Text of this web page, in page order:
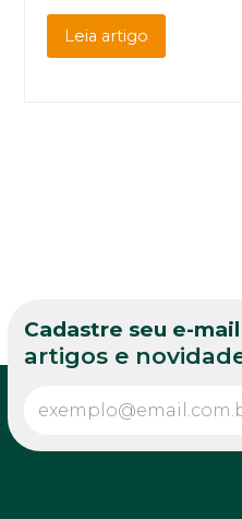
Leia artigo
Cadastre seu e-mail
artigos e